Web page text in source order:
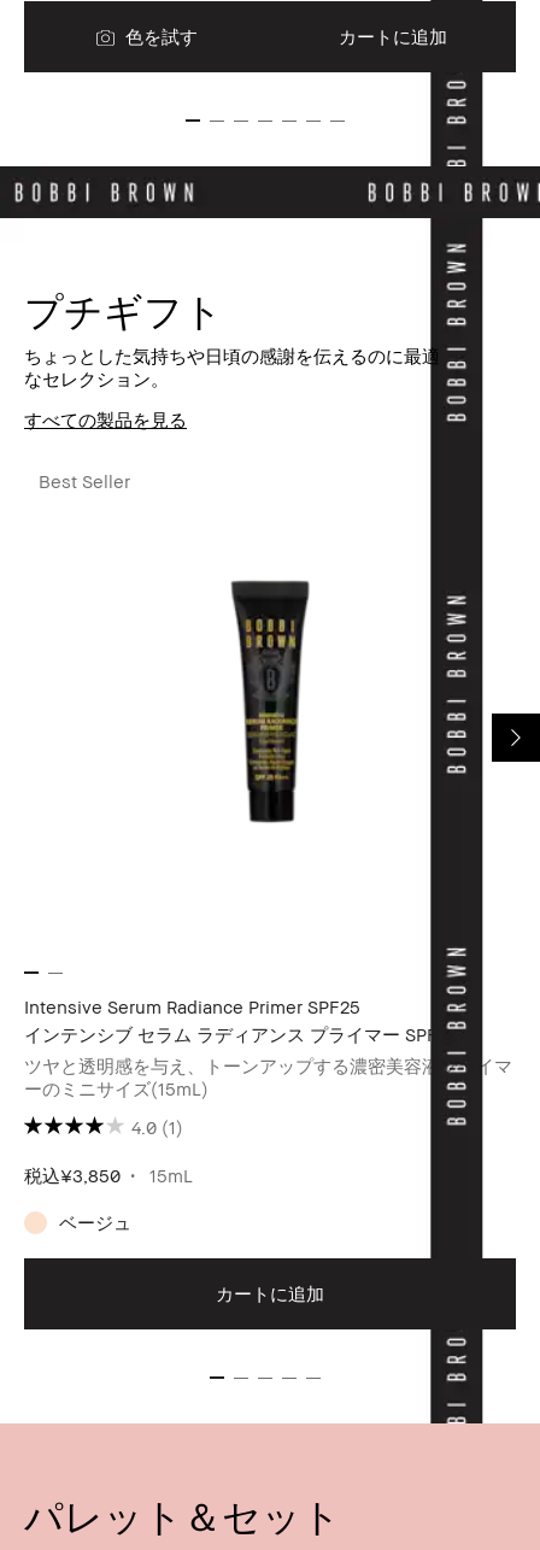
色を試す カートに追加
プチギフト
ちょっとした気持ちや日頃の感謝を伝えるのに最適
なセレクション。
すべての製品を見る
Best Seller
Intensive Serum Radiance Primer SPF25
インテンシブ セラム ラディアンス プライマー SPF 25
ツヤと透明感を与え、トーンアップする濃密美容液プライマ
ーのミニサイズ(15mL)
4.0 (1)
税込¥3,850 15mL
ベージュ
カートに追加
パレット＆セット